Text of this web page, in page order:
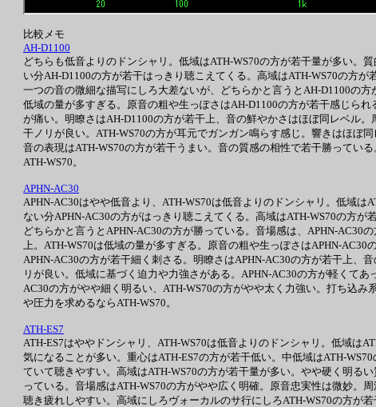
比較メモ
AH-D1100
どちらも低音よりのドンシャリ。低域はATH-WS70の方が若干量が多い。
い分AH-D1100の方が若干はっきり聴こえてくる。高域はATH-WS70の方
一つの音の微細な描写にしろ大差ないが、どちらかと言うとAH-D1100の
低域の量が多すぎる。原音の粗や生っぽさはAH-D1100の方が若干感じら
が痛い。明瞭さはAH-D1100の方が若干上、音の鮮やかさはほぼ同レベル
干ノリが良い。ATH-WS70の方が耳元でガンガン鳴らす感じ。響きはほぼ
音の表現はATH-WS70の方が若干うまい。音の質感の相性で若干勝ってい
ATH-WS70。
APHN-AC30
APHN-AC30はやや低音より、ATH-WS70は低音よりのドンシャリ。低域
ない分APHN-AC30の方がはっきり聴こえてくる。高域はATH-WS70の方
どちらかと言うとAPHN-AC30の方が勝っている。音場感は、APHN-AC30
上。ATH-WS70は低域の量が多すぎる。原音の粗や生っぽさはAPHN-
APHN-AC30の方が若干細く刺さる。明瞭さはAPHN-AC30の方が若干上、
リが良い。低域に基づく迫力や力強さがある。APHN-AC30の方が軽くて
AC30の方がやや細く明るい、ATH-WS70の方がやや太く力強い。打ち込
や圧力を求めるならATH-WS70。
ATH-ES7
ATH-ES7はややドンシャリ、ATH-WS70は低音よりのドンシャリ。低域は
気になることが多い。重心はATH-ES7の方が若干低い。中低域はATH-
ていて聴きやすい。高域はATH-WS70の方が若干量が多い。やや硬く明る
っている。音場感はATH-WS70の方がやや広く明確。原音忠実性は微妙。
聴き疲れしやすい。高域にしろヴォーカルのサ行にしろATH-WS70の方が